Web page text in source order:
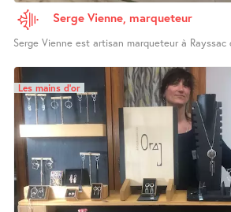
Serge Vienne, marqueteur
Serge Vienne est artisan marqueteur à Rayssac
Les mains d’or